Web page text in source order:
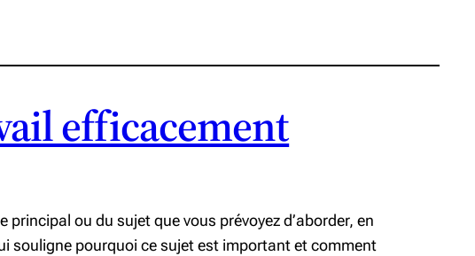
efficacement
ou du sujet que vous prévoyez d’aborder, en
souligne pourquoi ce sujet est important et comment